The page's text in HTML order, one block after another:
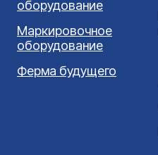
оборудование
Маркировочное
оборудование
Ферма будущего